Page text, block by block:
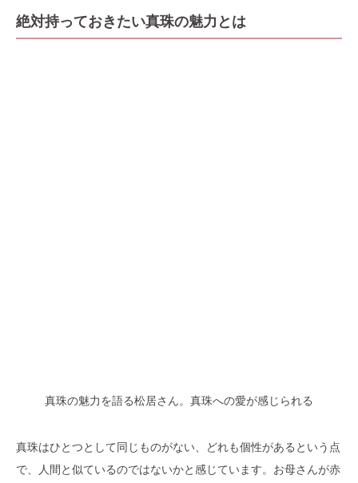
絶対持っておきたい真珠の魅力とは
真珠の魅力を語る松居さん。真珠への愛が感じられる
真珠はひとつとして同じものがない、どれも個性があるという点
で、人間と似ているのではないかと感じています。お母さんが赤